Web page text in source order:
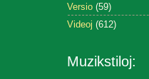
Versio (59)
Videoj (612)
Muzikstiloj: